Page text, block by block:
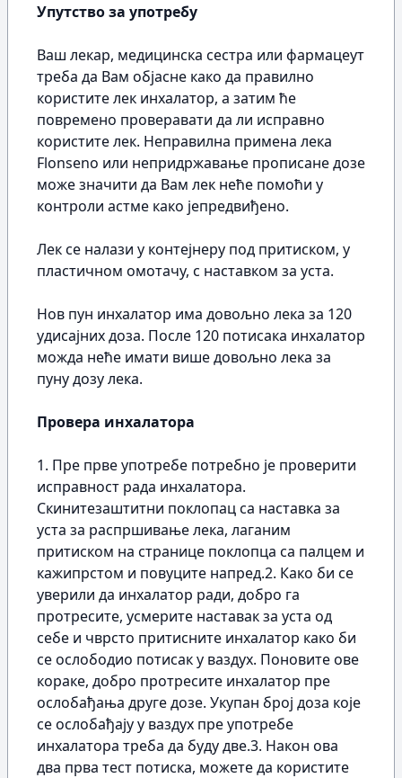
Упутство за употребу
Ваш лекар, медицинска сестра или фармацеут
треба да Вам објасне како да правилно
користите лек инхалатор, а затим ће
повремено проверавати да ли исправно
користите лек. Неправилна примена лека
Flonseno или непридржавање прописане дозе
може значити да Вам лек неће помоћи у
контроли астме како јепредвиђено.
Лек се налази у контејнеру под притиском, у
пластичном омотачу, с наставком за уста.
Нов пун инхалатор има довољно лека за 120
удисајних доза. После 120 потисака инхалатор
можда неће имати више довољно лека за
пуну дозу лека.
Провера инхалатора
1. Пре прве употребе потребно је проверити
исправност рада инхалатора.
Скинитезаштитни поклопац са наставка за
уста за распршивање лека, лаганим
притиском на странице поклопца са палцем и
кажипрстом и повуците напред.2. Како би се
уверили да инхалатор ради, добро га
протресите, усмерите наставак за уста од
себе и чврсто притисните инхалатор како би
се ослободио потисак у ваздух. Поновите ове
кораке, добро протресите инхалатор пре
ослобађања друге дозе. Укупан број доза које
се ослобађају у ваздух пре употребе
инхалатора треба да буду две.3. Након ова
два прва тест потиска, можете да користите